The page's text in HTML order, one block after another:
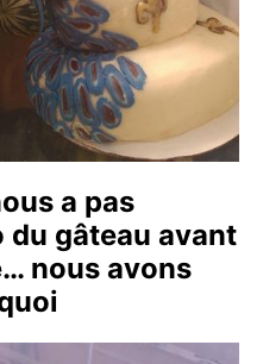
a pas
du gâteau avant
nous avons